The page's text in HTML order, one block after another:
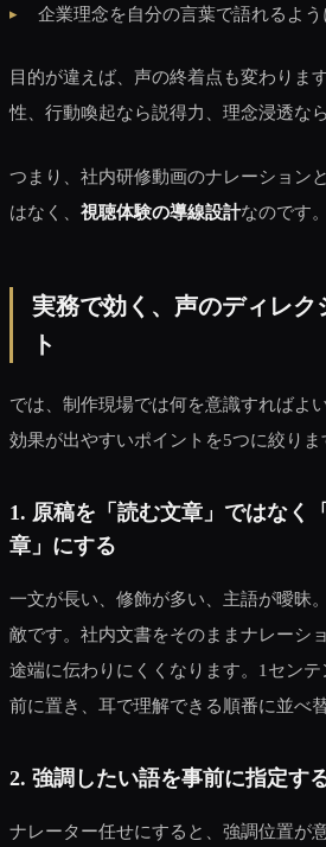
企業理念を自分の言葉で語れるよう
目的が違えば、声の終着点も変わりま
性、行動喚起なら説得力、理念浸透な
つまり、社内研修動画のナレーション
はなく、 視聴体験の導線設計なのです。
実務で効く、声のディレク
ト
では、制作現場では何を意識すればよ
効果が出やすいポイントを5つに絞りま
1. 原稿を「読む文章」ではなく
章」にする
一文が長い、修飾が多い、主語が曖昧
敵です。社内文書をそのままナレーシ
途端に伝わりにくくなります。1セン
前に置き、耳で理解できる順番に並べ
2. 強調したい語を事前に指定す
ナレーター任せにすると、強調位置が